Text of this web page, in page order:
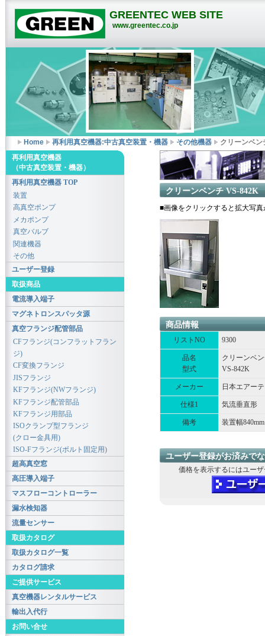
GREENTEC WEB SITE
www.greentec.co.jp
Home 再利用真空機器:中古真空装置・機器 その他機器 クリーンベ
クリーンベンチ VS-842K
■画像をクリックすると拡大写
商品情報
リストNO 9300
品名
型式
クリーンベ
VS-842K
メーカー 日本エアー
仕様1 気流垂直形
備考 装置幅
ユーザー登録がお済みで
価格を表示するにはユー
再利用真空機器
（中古真空装置・機器）
再利用真空機器 TOP
装置
高真空ポンプ
メカポンプ
真空バルブ
関連機器
その他
ユーザー登録
取扱商品
電流導入端子
マグネトロンスパッタ源
真空フランジ配管部品
CFフランジ(コンフラットフラン
ジ)
CF変換フランジ
JISフランジ
KFフランジ(NWフランジ)
KFフランジ配管部品
KFフランジ用部品
ISOクランプ型フランジ
(クロー金具用)
ISO-Fフランジ(ボルト固定用)
超高真空窓
高圧導入端子
マスフローコントローラー
漏水検知器
流量センサー
取扱カタログ
取扱カタログ一覧
カタログ請求
ご提供サービス
真空機器レンタルサービス
輸出入代行
お問い合せ